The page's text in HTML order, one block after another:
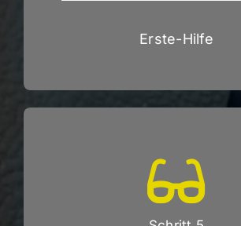
Erste-Hilfe